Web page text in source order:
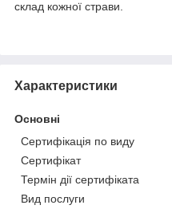
склад кожної страви.
Характеристики
Основні
Сертифікація по виду
Сертифікат
Термін дії сертифіката
Вид послуги